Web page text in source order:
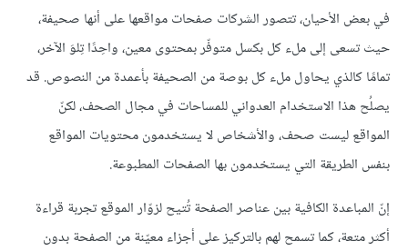
في بعض الأحيان، تتصور الشركات صفحات مواقعها على أنها صحيفة،
حيث تسعى إلى ملء كل بكسل متوفّر بمحتوى معين، واحِدًا تِلوَ الآخر،
تمامًا كالذي يحاول ملء كل بوصة من الصحيفة بأعمدة من النصوص. قد
يصلُح هذا الاستخدام العدواني للمساحات في مجال الصحف، لكنّ
المواقع ليست صحف، والأشخاص لا يستخدمون محتويات المواقع
بنفس الطريقة التي يستخدمون بها الصفحات المطبوعة.
إنّ المباعدة الكافية بين عناصر الصفحة تُتيح لزوّار الموقع تجربة قراءة
أكثر متعة، كما تسمح لهم بالتركيز على أجزاء معيّنة من الصفحة بدون